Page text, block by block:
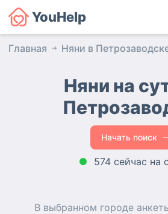
YouHelp
Главная Няни в
Няни на
Начать поиск
574 сейчас на
В выбранном городе